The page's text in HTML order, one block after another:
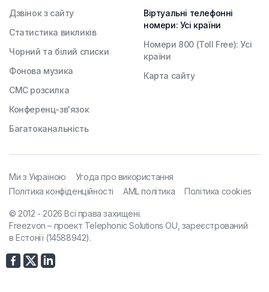
Дзвінок з сайту
Статистика викликів
Чорний та білий списки
Фонова музика
СМС розсилка
Конференц-зв'язок
Багатоканальність
Віртуальні телефонні
номери: Усі країни
Номери 800 (Toll Free): Усі
країни
Карта сайту
Ми з Україною
Угода про використання
Політика конфіденційності
AML політика Політика cookies
© 2012 - 2026 Всі права захищені.
Freezvon – проект Telephonic Solutions OU, зареєстрований
в Естонії (14588942).